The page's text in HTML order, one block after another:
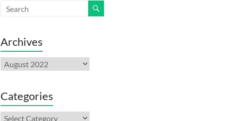
Archives
Archives
Categories
Categories